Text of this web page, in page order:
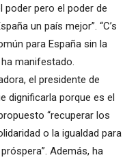
poder pero el poder de
un país mejor”. “C’s
para España sin la
manifestado.
el presidente de
dignificarla porque es el
“recuperar los
o la igualdad para
Además, ha